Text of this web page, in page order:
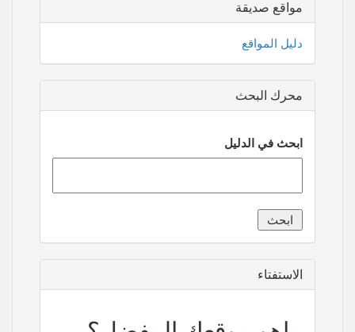
مواقع صديقة
دليل المواقع
محرك البحث
ابحث في الدليل
الاستفتاء